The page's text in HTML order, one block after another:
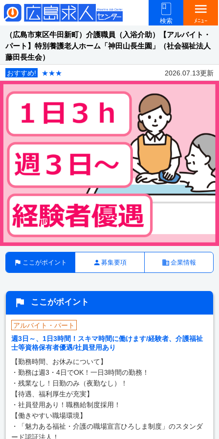
検索
menu
ﾒﾆｭｰ
（広島市東区牛田新町）介護職員（入浴介助）【アルバイト・
パート】特別養護老人ホーム「神田山長生園」（社会福祉法人
藤田長生会）
おすすめ! ★★★ 2026.07.13更新
ここがポイント 募集要項 企業情報
ここがポイント
アルバイト・パート
週3日～、1日3時間！スキマ時間に働けます/経験者、介護福祉
士等資格保有者優遇/社員登用あり
【勤務時間、お休みについて】
・勤務は週3・4日でOK！一日3時間の勤務！
・残業なし！日勤のみ（夜勤なし）！
【待遇、福利厚生が充実】
・社員登用あり！職務給制度採用！
【働きやすい職場環境】
・「魅力ある福祉・介護の職場宣言ひろしま制度」のスタンダ
ード認証法人！